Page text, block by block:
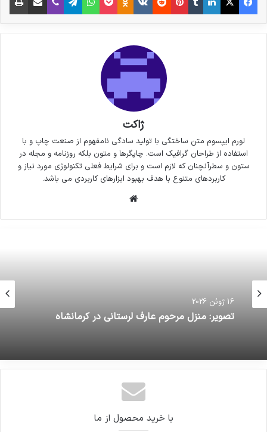
ژاکت
لورم ایپسوم متن ساختگی با تولید سادگی نامفهوم از صنعت چاپ و با
استفاده از طراحان گرافیک است. چاپگرها و متون بلکه روزنامه و مجله در
ستون و سطرآنچنان که لازم است و برای شرایط فعلی تکنولوژی مورد نیاز و
کاربردهای متنوع با هدف بهبود ابزارهای کاربردی می باشد.
16 ژوئن 2026
تصویر: منزل مرحوم عارف لرستانی در کرمانشاه
با خرید محصول از ما